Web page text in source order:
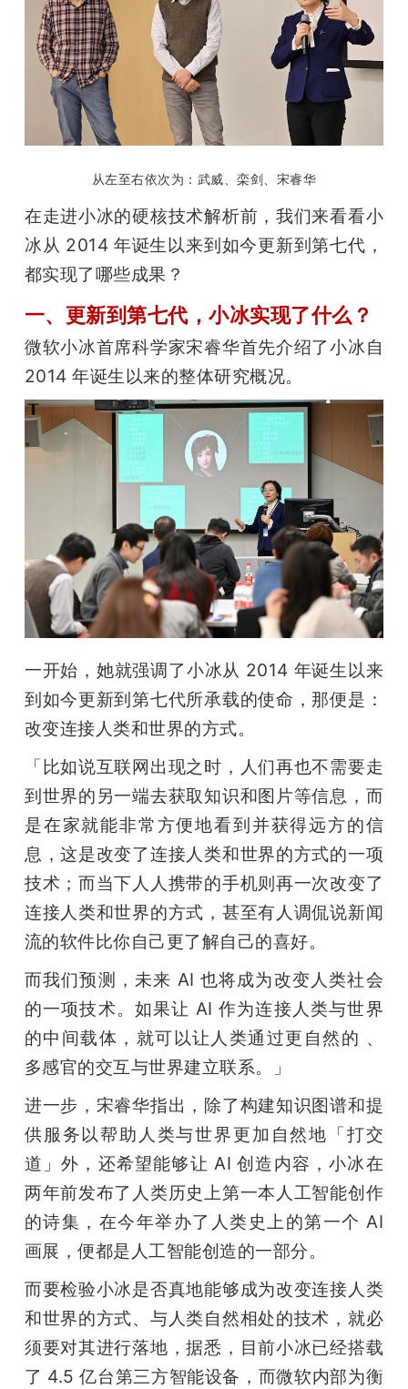
从左至右依次为：武威、栾剑、宋睿华
在走进小冰的硬核技术解析前，我们来看看小
冰从 2014 年诞生以来到如今更新到第七代，
都实现了哪些成果？
一、更新到第七代，小冰实现了什么？
微软小冰首席科学家宋睿华首先介绍了小冰自
2014 年诞生以来的整体研究概况。
一开始，她就强调了小冰从 2014 年诞生以来
到如今更新到第七代所承载的使命，那便是：
改变连接人类和世界的方式。
「比如说互联网出现之时，人们再也不需要走
到世界的另一端去获取知识和图片等信息，而
是在家就能非常方便地看到并获得远方的信
息，这是改变了连接人类和世界的方式的一项
技术；而当下人人携带的手机则再一次改变了
连接人类和世界的方式，甚至有人调侃说新闻
流的软件比你自己更了解自己的喜好。
而我们预测，未来 AI 也将成为改变人类社会
的一项技术。如果让 AI 作为连接人类与世界
的中间载体，就可以让人类通过更自然的 、
多感官的交互与世界建立联系。」
进一步，宋睿华指出，除了构建知识图谱和提
供服务以帮助人类与世界更加自然地「打交
道」外，还希望能够让 AI 创造内容，小冰在
两年前发布了人类历史上第一本人工智能创作
的诗集，在今年举办了人类史上的第一个 AI
画展，便都是人工智能创造的一部分。
而要检验小冰是否真地能够成为改变连接人类
和世界的方式、与人类自然相处的技术，就必
须要对其进行落地，据悉，目前小冰已经搭载
了 4.5 亿台第三方智能设备，而微软内部为衡